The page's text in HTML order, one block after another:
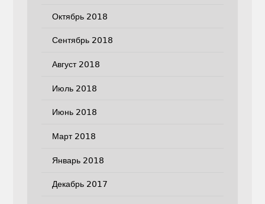
Октябрь 2018
Сентябрь 2018
Август 2018
Июль 2018
Июнь 2018
Март 2018
Январь 2018
Декабрь 2017